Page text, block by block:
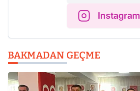
Instagram
BAKMADAN GEÇME